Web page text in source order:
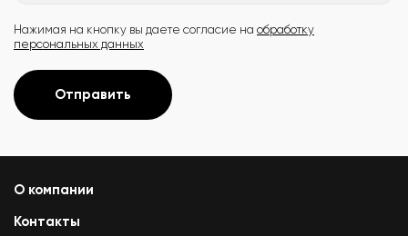
Нажимая на кнопку вы даете согласие на обработку
персональных данных
Отправить
О компании
Контакты